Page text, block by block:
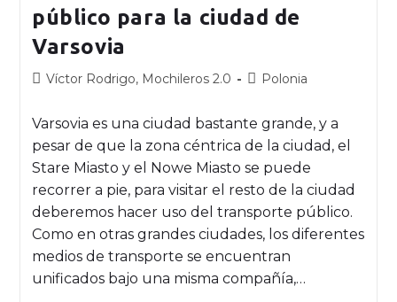
público para la ciudad de
Varsovia
Víctor Rodrigo, Mochileros 2.0 Polonia
Varsovia es una ciudad bastante grande, y a
pesar de que la zona céntrica de la ciudad, el
Stare Miasto y el Nowe Miasto se puede
recorrer a pie, para visitar el resto de la ciudad
deberemos hacer uso del transporte público.
Como en otras grandes ciudades, los diferentes
medios de transporte se encuentran
unificados bajo una misma compañía,…